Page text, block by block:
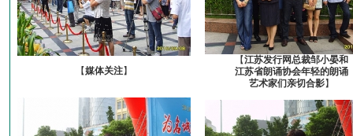
【媒体关注】
【江苏发行网总裁邹小晏和
江苏省朗诵协会年轻的朗诵
艺术家们亲切合影】